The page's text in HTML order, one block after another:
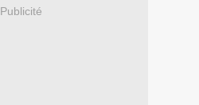
Publicité